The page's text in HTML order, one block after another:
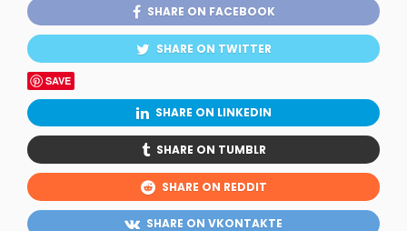
SHARE ON FACEBOOK
SHARE ON TWITTER
SAVE
SHARE ON LINKEDIN
SHARE ON TUMBLR
SHARE ON REDDIT
SHARE ON VKONTAKTE